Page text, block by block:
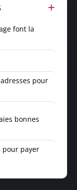
font la
pour
bonnes
pour payer